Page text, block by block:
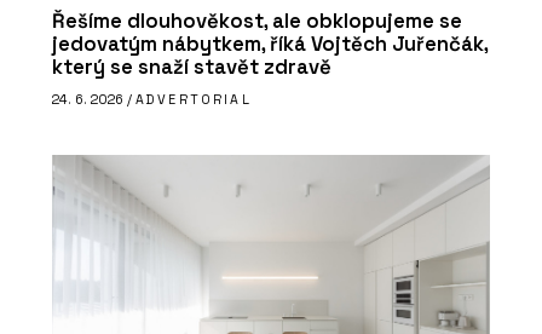
Řešíme dlouhověkost, ale obklopujeme se
jedovatým nábytkem, říká Vojtěch Juřenčák,
který se snaží stavět zdravě
24. 6. 2026 / ADVERTORIAL